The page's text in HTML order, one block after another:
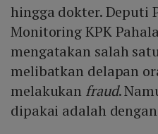
hingga dokter. Deputi
Monitoring KPK
mengatakan salah
melibatkan delapan
melakukan fraud.
dipakai adalah